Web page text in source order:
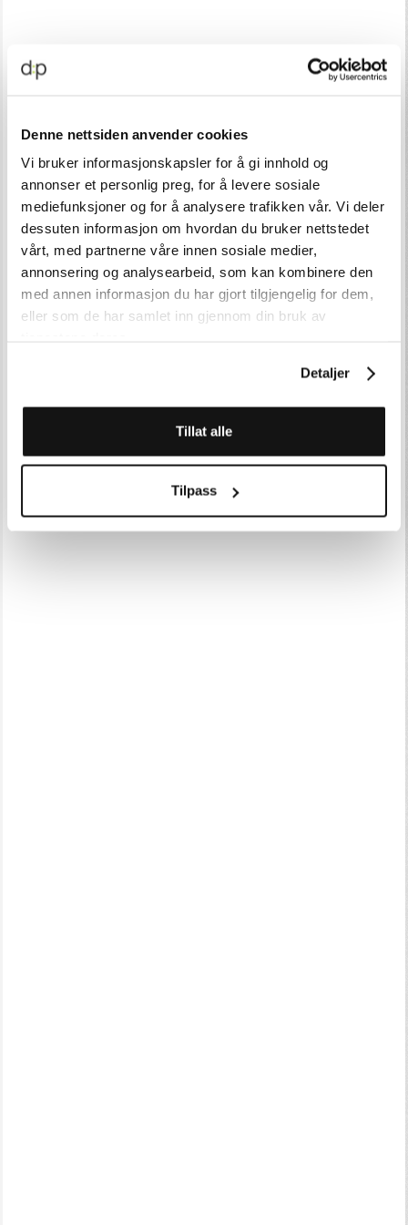
Denne nettsiden anvender cookies
Vi bruker informasjonskapsler for å gi innhold og
annonser et personlig preg, for å levere sosiale
mediefunksjoner og for å analysere trafikken vår. Vi deler
dessuten informasjon om hvordan du bruker nettstedet
vårt, med partnerne våre innen sosiale medier,
annonsering og analysearbeid, som kan kombinere den
med annen informasjon du har gjort tilgjengelig for dem,
eller som de har samlet inn gjennom din bruk av
Detaljer
Tillat alle
Tilpass